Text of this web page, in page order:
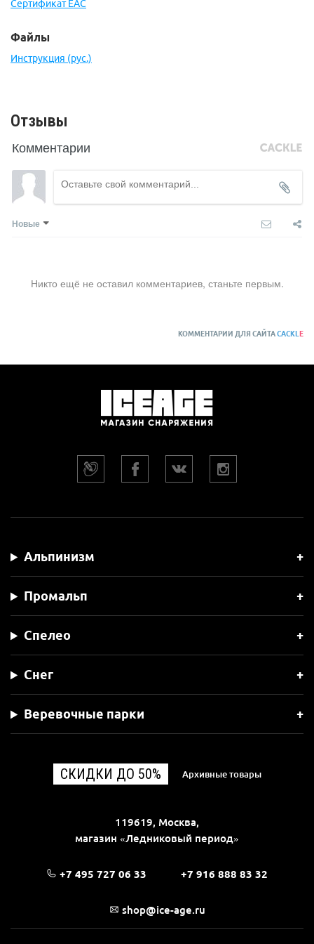
Производство: Франция.
Сертификат EAC
Файлы
Инструкция (рус.)
Отзывы
Комментарии
Новые
Никто ещё не оставил комментариев, станьте первым.
КОММЕНТАРИИ ДЛЯ САЙТАCACKL E
Альпинизм
Промальп
Спелео
Снег
Веревочные парки
СКИДКИ ДО 50% Архивные товары
119619, Москва,
магазин «Ледниковый период»
+7 495 727 06 33 +7 916 888 83 32
shop@ice-age.ru